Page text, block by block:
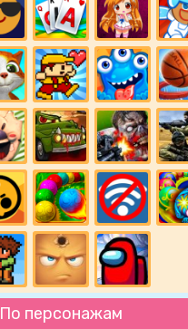
По персонажам